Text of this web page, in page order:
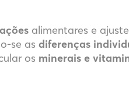
alimentares e
se as diferenças
os minerais e